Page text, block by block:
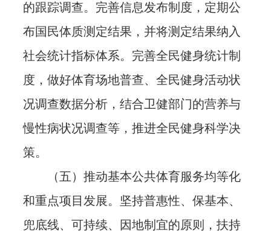
的跟踪调查。完善信息发布制度，定期公
布国民体质测定结果，并将测定结果纳入
社会统计指标体系。完善全民健身统计制
度，做好体育场地普查、全民健身活动状
况调查数据分析，结合卫健部门的营养与
慢性病状况调查等，推进全民健身科学决
策。
（五）推动基本公共体育服务均等化
和重点项目发展。坚持普惠性、保基本、
兜底线、可持续、因地制宜的原则，扶持